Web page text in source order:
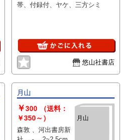
帯、付録付、ヤケ、三方シミ
悠山社書店
月山
月山
￥300
（送料：
￥350～）
森敦 、河出書房新